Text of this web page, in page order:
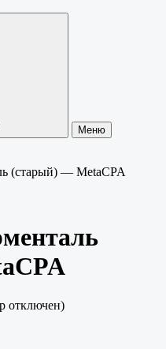
Меню
(старый) — MetaCPA
отключен)